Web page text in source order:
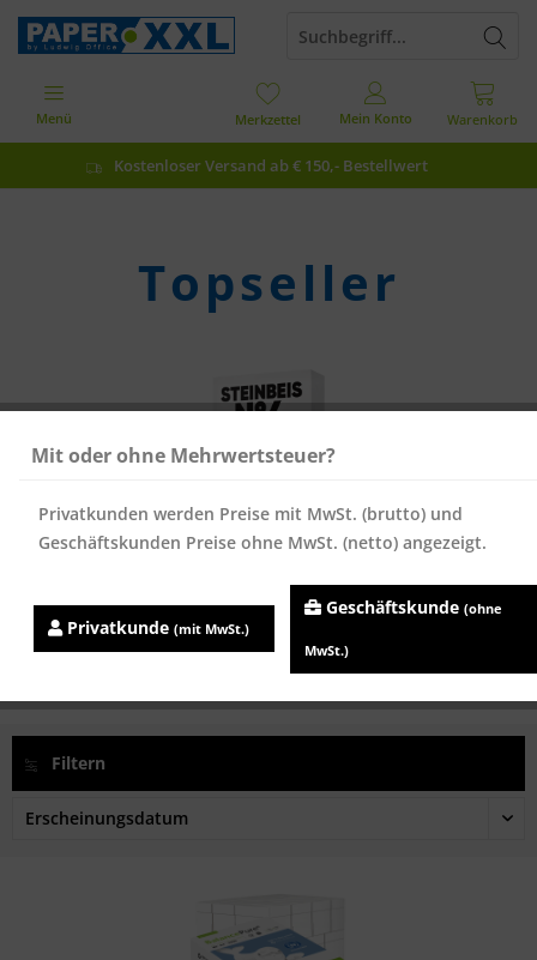
Kostenloser Versand ab € 150,- Bestellwert
Warenkorb
Merkzettel Mein Konto
Menü
Topseller
Steinbeis No.4 Recyclingpapier / Kopierpapier,...
500 Blatt
ab 8,45 € *
Filtern
Mit oder ohne Mehrwertsteuer?
Privatkunden werden Preise mit MwSt. (brutto) und
Geschäftskunden Preise ohne MwSt. (netto) angezeigt.
Privatkunde (mit MwSt.)
Geschäftskunde (ohne
MwSt.)